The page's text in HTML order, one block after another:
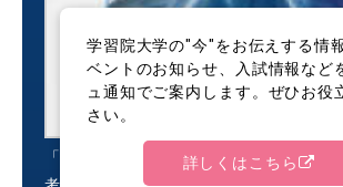
「第三の民法」、その先へ 〈下巻〉 -
学習院大学の"今"をお伝えする情
ベントのお知らせ、入試情報など
ュ通知でご案内します。ぜひお役
さい。
詳しくはこちら